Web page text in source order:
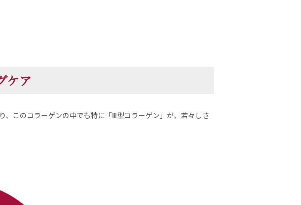
ケア
このコラーゲンの中でも特に「Ⅲ型コラーゲン」が、若々しさ